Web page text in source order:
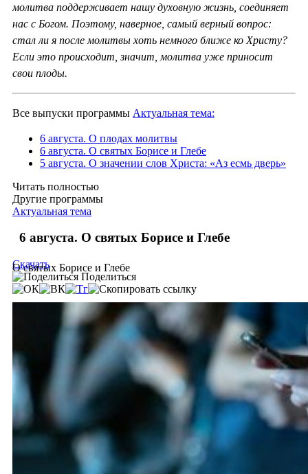
молитва поддерживает нашу духовную жизнь, соединяет
нас с Богом. Поэтому, наверное, самый верный вопрос:
стал ли я после молитвы хоть немного ближе ко Христу?
Если это происходит, значит, молитва уже приносит
свои плоды.
Все выпуски программы Актуальная тема:
6 августа. О плодах молитвы
6 августа. О святых Борисе и Глебе
5 августа. О значении слов Христа: «Аз есмь дверь»
Читать полностью
Другие программы
Актуальная тема
6 августа. О святых Борисе и Глебе
О святых Борисе и Глебе
Скачать
Поделиться